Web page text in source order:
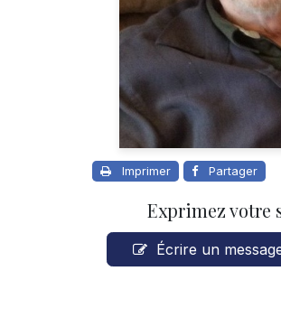
Imprimer Partager
Exprimez votre
Écrire un